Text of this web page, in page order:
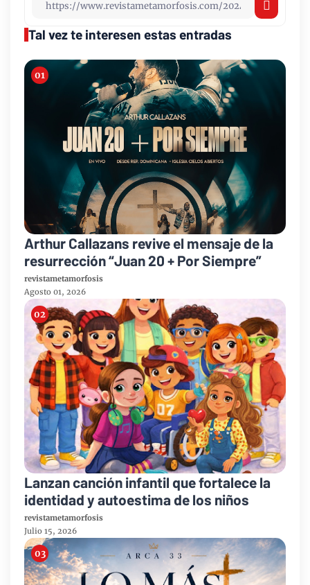
Tal vez te interesen estas entradas
Arthur Callazans revive el mensaje de la
resurrección “Juan 20 + Por Siempre”
revistametamorfosis
Agosto 01, 2026
Lanzan canción infantil que fortalece la
identidad y autoestima de los niños
revistametamorfosis
Julio 15, 2026